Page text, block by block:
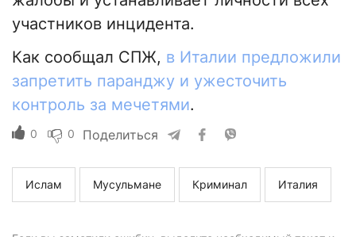
участников инцидента.
Как сообщал СПЖ, в Италии предложили
запретить паранджу и ужесточить
контроль за мечетями.
0 0 Поделиться
Ислам Мусульмане Криминал Италия